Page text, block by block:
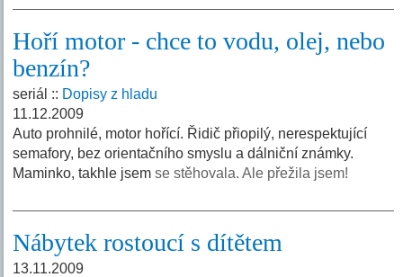
Hoří motor - chce to vodu, olej, nebo
benzín?
seriál :: Dopisy z hladu
11.12.2009
Auto prohnilé, motor hořící. Řidič přiopilý, nerespektující
semafory, bez orientačního smyslu a dálniční známky.
Maminko, takhle jsemse stěhovala. Ale přežila jsem!
Nábytek rostoucí s dítětem
13.11.2009